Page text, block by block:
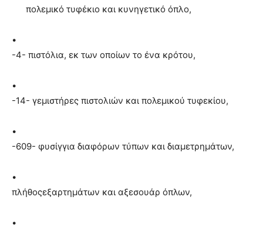
πολεμικό τυφέκιο και κυνηγετικό όπλο,
•
-4- πιστόλια, εκ των οποίων το ένα κρότου,
•
-14- γεμιστήρες πιστολιών και πολεμικού τυφεκίου,
•
-609- φυσίγγια διαφόρων τύπων και διαμετρημάτων,
•
πλήθοςεξαρτημάτων και αξεσουάρ όπλων,
•